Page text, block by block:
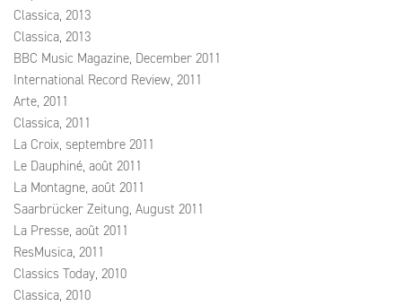
Classica, 2013
Classica, 2013
BBC Music Magazine, December 2011
International Record Review, 2011
Arte, 2011
Classica, 2011
La Croix, septembre 2011
Le Dauphiné, août 2011
La Montagne, août 2011
Saarbrücker Zeitung, August 2011
La Presse, août 2011
ResMusica, 2011
Classics Today, 2010
Classica, 2010